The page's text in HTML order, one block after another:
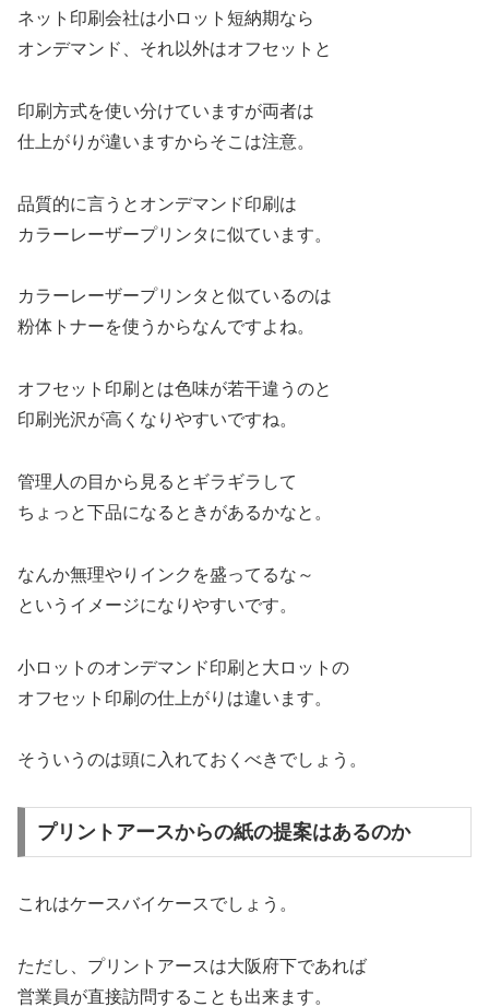
ネット印刷会社は小ロット短納期なら
オンデマンド、それ以外はオフセットと
印刷方式を使い分けていますが両者は
仕上がりが違いますからそこは注意。
品質的に言うとオンデマンド印刷は
カラーレーザープリンタに似ています。
カラーレーザープリンタと似ているのは
粉体トナーを使うからなんですよね。
オフセット印刷とは色味が若干違うのと
印刷光沢が高くなりやすいですね。
管理人の目から見るとギラギラして
ちょっと下品になるときがあるかなと。
なんか無理やりインクを盛ってるな～
というイメージになりやすいです。
小ロットのオンデマンド印刷と大ロットの
オフセット印刷の仕上がりは違います。
そういうのは頭に入れておくべきでしょう。
プリントアースからの紙の提案はあるのか
これはケースバイケースでしょう。
ただし、プリントアースは大阪府下であれば
営業員が直接訪問することも出来ます。